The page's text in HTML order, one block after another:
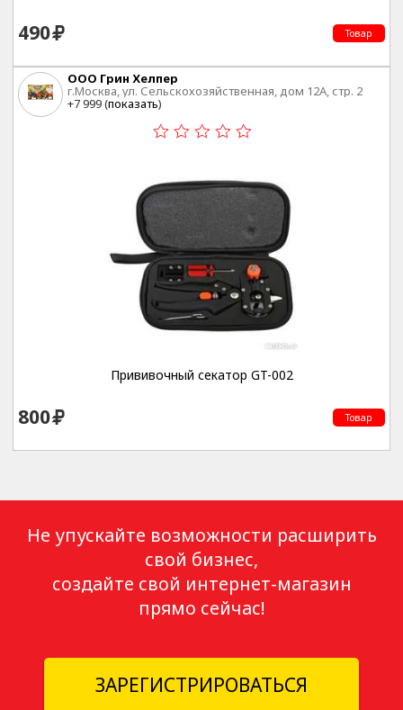
490 Товар
ООО Грин Хелпер
г.Москва, ул. Сельскохозяйственная, дом 12А, стр. 2
+7 999 (показать)
Прививочный секатор GT-002
800 Товар
Не упускайте возможности расширить
свой бизнес,
создайте свой интернет-магазин
прямо сейчас!
ЗАРЕГИСТРИРОВАТЬСЯ